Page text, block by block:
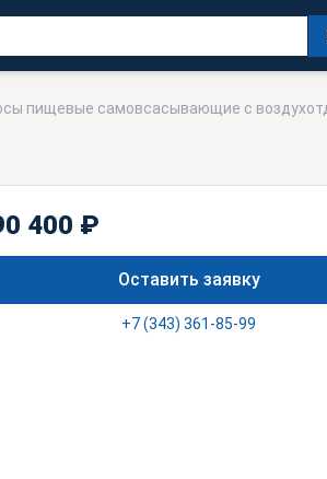
пищевые самовсасывающие с
400 ₽
Оставить заявку
+7 (343) 361-85-99